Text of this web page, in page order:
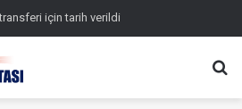
için tarih verildi